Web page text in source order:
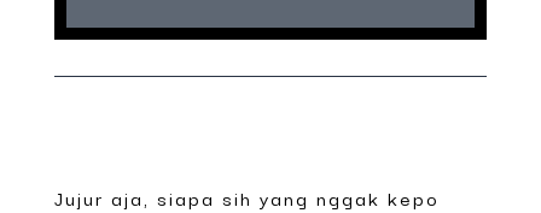
Jujur aja, siapa sih yang nggak kepo